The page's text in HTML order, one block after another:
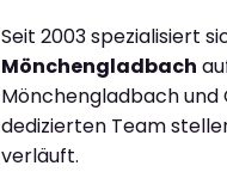
Seit 2003 spezialisiert
Mönchengladbach
Mönchengladbach und
dedizierten Team
verläuft.